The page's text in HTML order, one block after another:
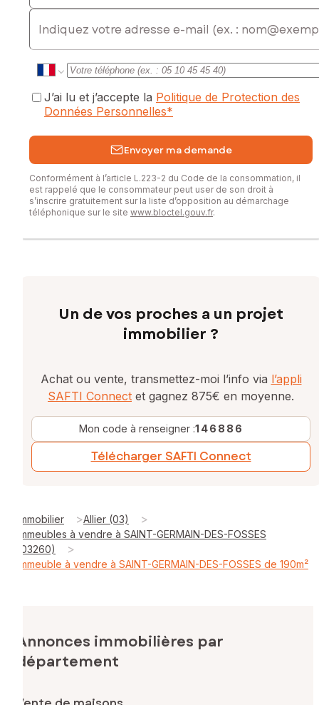
E-mail
J’ai lu et j’accepte la Politique de Protection des
Données Personnelles*
Envoyer ma demande
Conformément à l’article L.223-2 du Code de la consommation, il
est rappelé que le consommateur peut user de son droit à
s’inscrire gratuitement sur la liste d’opposition au démarchage
téléphonique sur le site www.bloctel.gouv.fr.
Un de vos proches a un projet
immobilier ?
Achat ou vente, transmettez-moi l’info via l’appli
SAFTI Connect et gagnez 875€ en moyenne.
Mon code à renseigner :146886
Télécharger SAFTI Connect
Immobilier >Allier (03) >
Immeubles à vendre à SAINT-GERMAIN-DES-FOSSES
(03260)
>
Immeuble à vendre à SAINT-GERMAIN-DES-FOSSES de 190m²
Annonces immobilières par
département